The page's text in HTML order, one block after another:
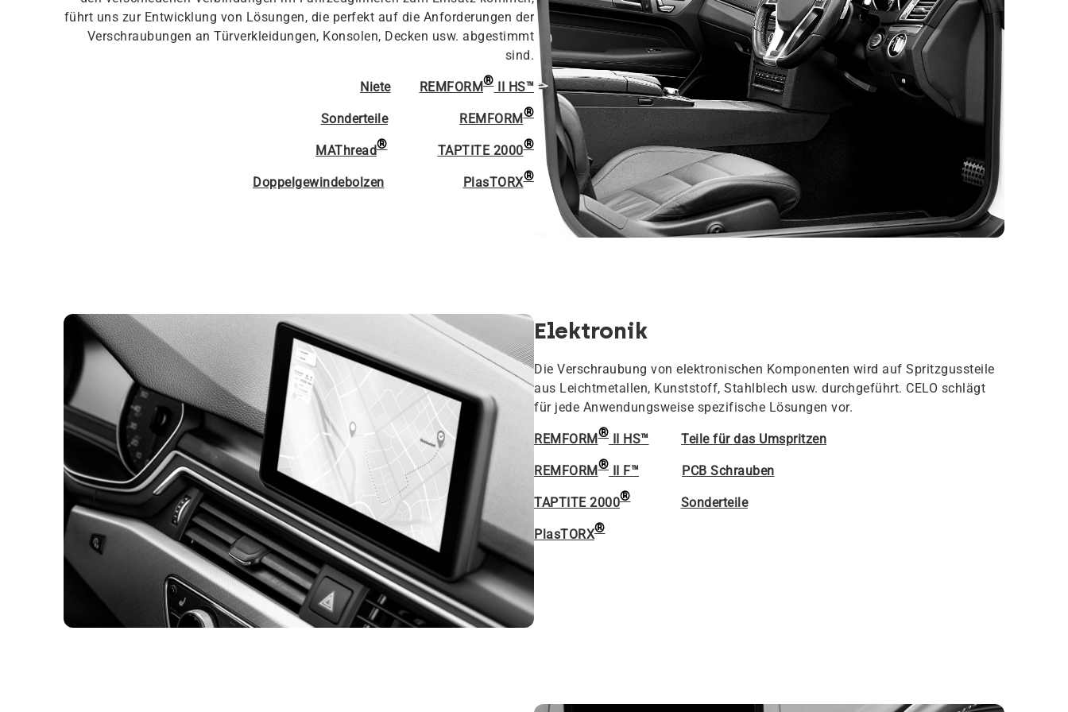
führt uns zur Entwicklung von Lösungen, die perfekt auf die Anforderungen der
Verschraubungen an Türverkleidungen, Konsolen, Decken usw. abgestimmt
sind.
Niete REMFORM®II HS™
Sonderteile REMFORM®
MAThread® TAPTITE 2000®
Doppelgewindebolzen PlasTORX®
Elektronik
Die Verschraubung von elektronischen Komponenten wird auf Spritzgussteile
aus Leichtmetallen, Kunststoff, Stahlblech usw. durchgeführt. CELO schlägt
für jede Anwendungsweise spezifische Lösungen vor.
REMFORM® II HS™ Teile für das Umspritzen
REMFORM® II F™ PCB Schrauben
TAPTITE 2000® Sonderteile
PlasTORX®